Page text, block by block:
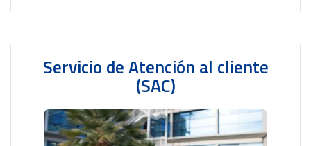
Servicio de Atención al cliente
(SAC)